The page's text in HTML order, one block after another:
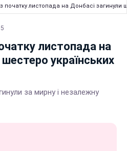
початку листопада на Донбасі загинули
листопада на
українських
за мирну і незалежну